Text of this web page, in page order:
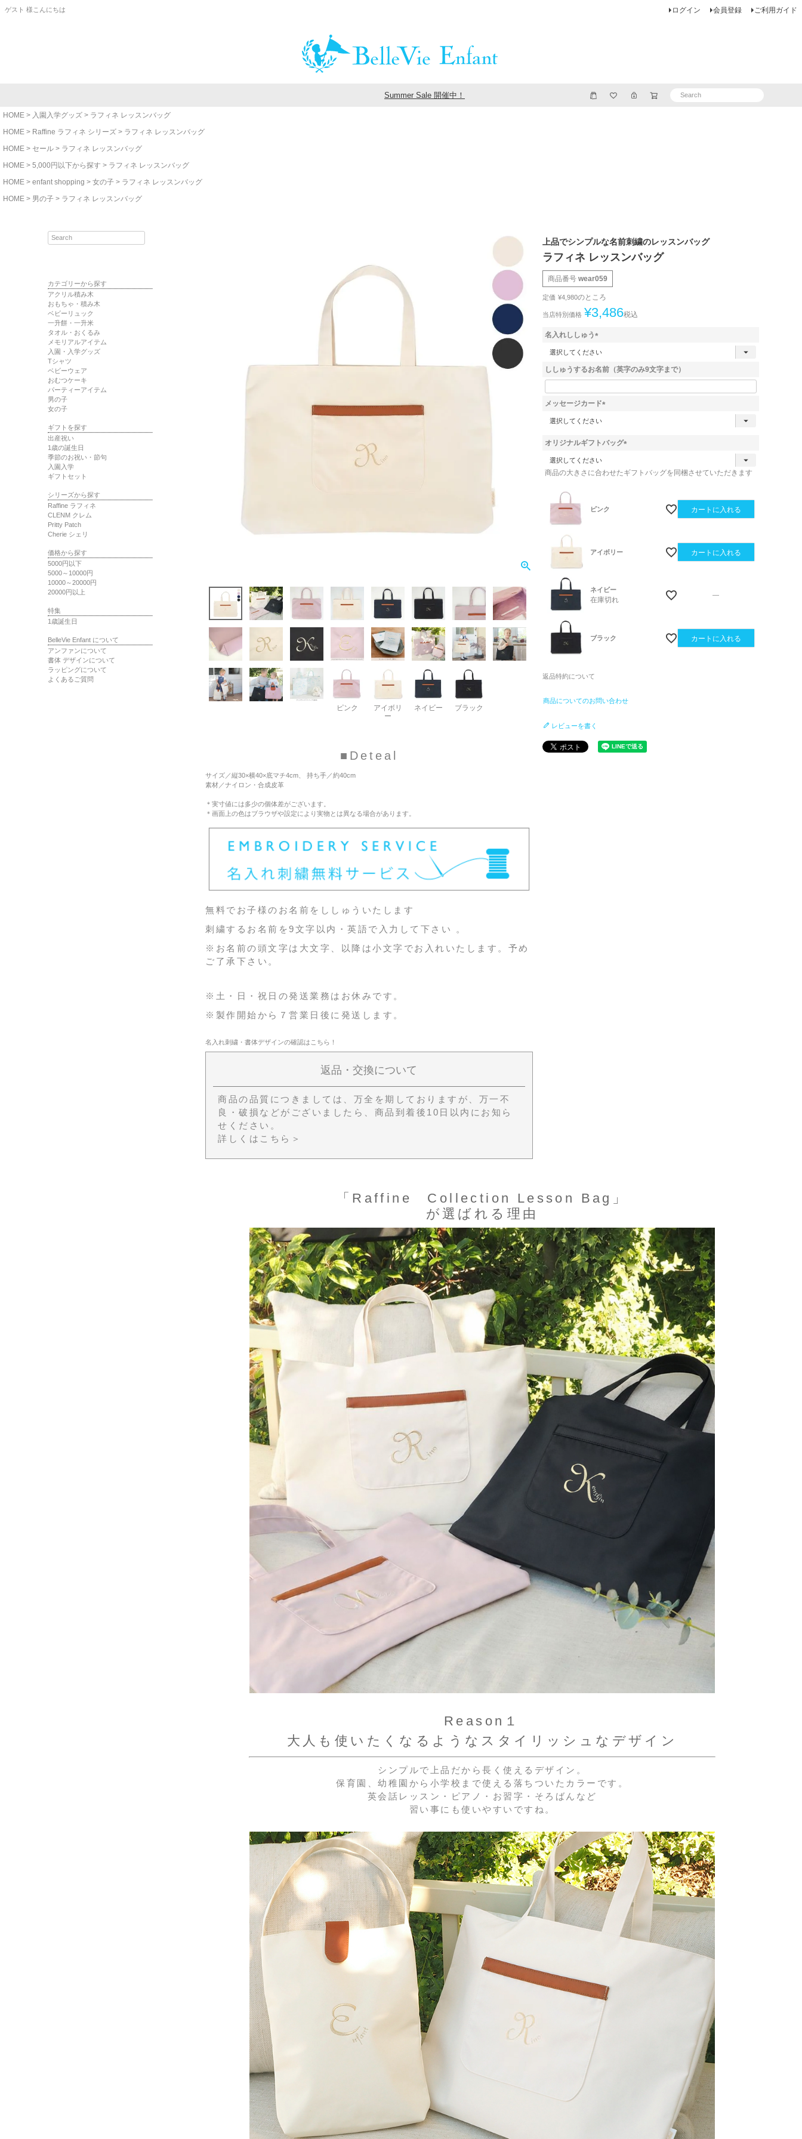
ゲスト 様こんにちは ログイン 会員登録 ご利用ガイド
Summer Sale 開催中！
HOME 入園入学グッズ
ラフィネ レッスンバッグ
HOME
Raffine ラフィネ シリーズ
ラフィネ レッスンバッグ
HOME
セール
ラフィネ レッスンバッグ
HOME
5,000円以下から探す
ラフィネ レッスンバッグ
HOME
enfant shopping 女の子
ラフィネ レッスンバッグ
HOME
男の子 ラフィネ レッスンバッグ
カテゴリーから探す
アクリル積み木
おもちゃ・積み木
ベビーリュック
一升餅・一升米
タオル・おくるみ
メモリアルアイテム
入園・入学グッズ
Tシャツ
ベビーウェア
おむつケーキ
パーティーアイテム
男の子
女の子
ギフトを探す
出産祝い
1歳の誕生日
季節のお祝い・節句
入園入学
ギフトセット
シリーズから探す
Raffine ラフィネ
CLENM クレム
Pritty Patch
Cherie シェリ
価格から探す
5000円以下
5000～10000円
10000～20000円
20000円以上
特集
1歳誕生日
BelleVie Enfant について
アンファンについて
書体 デザインについて
ラッピングについて
よくあるご質問
ピンク
アイボリ
ー
ネイビー ブラック
■Deteal
サイズ ／縦30×横40×底マチ4cm、 持ち手／約40cm
素材 ／ナイロン・合成皮革
＊実寸値には多少の個体差がございます。
＊画面上の色はブラウザや設定により実物とは異なる場合があります。
無料でお子様のお名前をししゅういたします
刺繍するお名前を9文字以内・英語で入力して下さい 。
※お名前の頭文字は大文字、以降は小文字でお入れいたします。予め
ご了承下さい。
※土・日・祝日の発送業務はお休みです。
※製作開始から７営業日後に発送します。
名入れ刺繍・書体デザインの確認は こちら！
返品・交換について
商品の品質につきましては、万全を期しておりますが、万一不
良・破損などがございましたら、商品到着後10日以内にお知ら
せください。
詳しくはこちら＞
上品でシンプルな名前刺繍のレッスンバッグ
ラフィネ レッスンバッグ
商品番号 wear059
定価 ¥4,980のところ
当店特別価格 ¥3,486税込
名入れししゅう
須
)
ししゅうするお名前（英字のみ9文字まで）
メッセージカード
須
オリジナルギフトバッグ
須
商品の大きさに合わせたギフトバッグを同梱させていただきます
ピンク カートに入れる
アイボリー カートに入れる
ネイビー
在庫切れ
—
ブラック カートに入れる
返品特約について
商品についてのお問い合わせ
レビューを書く
「Raffine Collection Lesson Bag」
が選ばれる理由
Reason１
大人も使いたくなるようなスタイリッシュなデザイン
シンプルで上品だから長く使えるデザイン。
保育園、幼稚園から小学校まで使える落ちついたカラーです。
英会話レッスン・ピアノ・お習字・そろばんなど
習い事にも使いやすいですね。